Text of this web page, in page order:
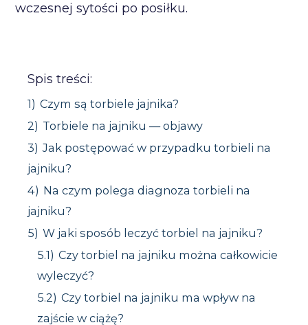
wczesnej sytości po posiłku.
Spis treści:
1) Czym są torbiele jajnika?
2) Torbiele na jajniku — objawy
3) Jak postępować w przypadku torbieli na
jajniku?
4) Na czym polega diagnoza torbieli na
jajniku?
5) W jaki sposób leczyć torbiel na jajniku?
5.1) Czy torbiel na jajniku można całkowicie
wyleczyć?
5.2) Czy torbiel na jajniku ma wpływ na
zajście w ciążę?